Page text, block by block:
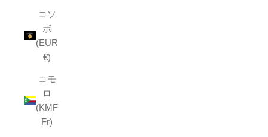
コソ
ボ
(EUR
€)
コモ
ロ
(KMF
Fr)